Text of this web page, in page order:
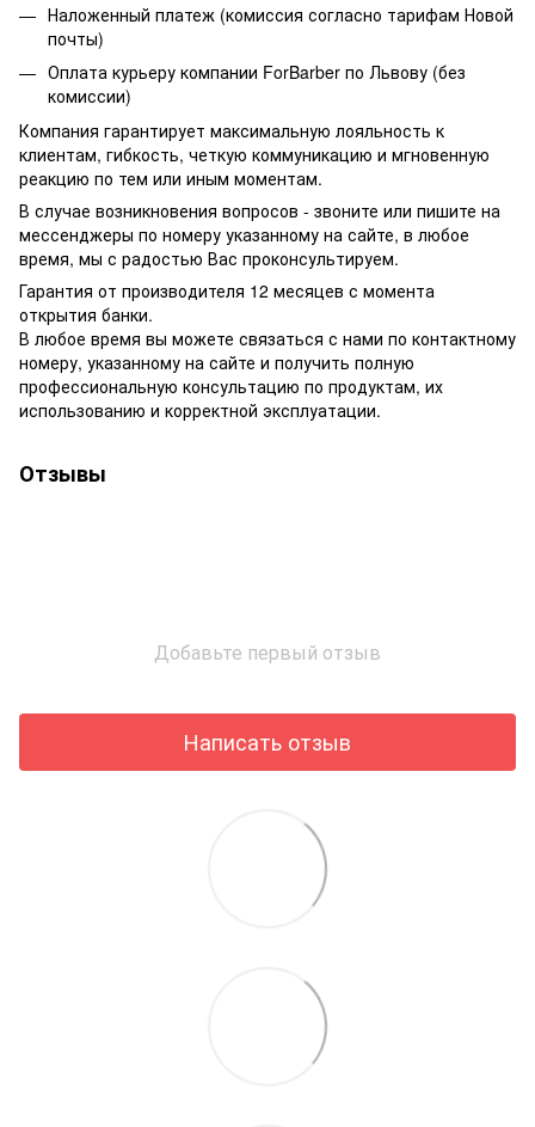
Наложенный платеж (комиссия согласно тарифам Новой
почты)
Оплата курьеру компании ForBarber по Львову (без
комиссии)
Компания гарантирует максимальную лояльность к
клиентам, гибкость, четкую коммуникацию и мгновенную
реакцию по тем или иным моментам.
В случае возникновения вопросов - звоните или пишите на
мессенджеры по номеру указанному на сайте, в любое
время, мы с радостью Вас проконсультируем.
Гарантия от производителя 12 месяцев с момента
открытия банки.
В любое время вы можете связаться с нами по контактному
номеру, указанному на сайте и получить полную
профессиональную консультацию по продуктам, их
использованию и корректной эксплуатации.
Отзывы
Добавьте первый отзыв
Написать отзыв